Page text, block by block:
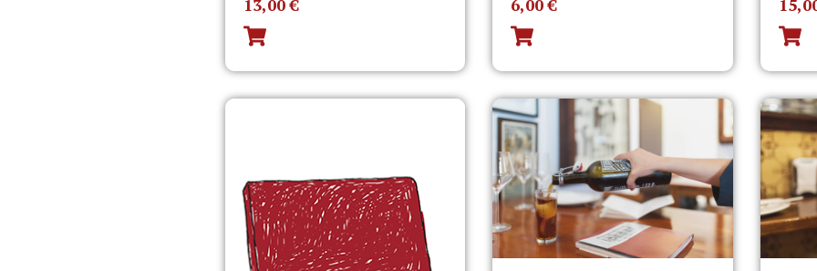
13,00€ 6,00€